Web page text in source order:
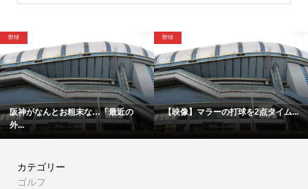
神がなんとお粗末な…「最近の
...
【映像】マラーの打球を2点タイム...
カテゴリー
ゴルフ